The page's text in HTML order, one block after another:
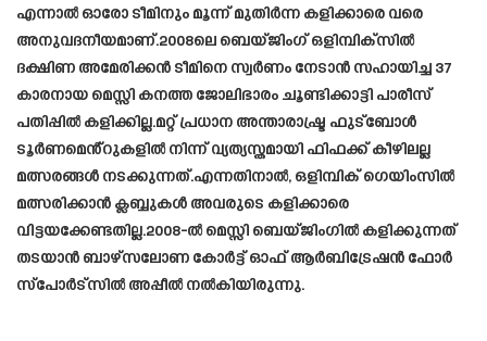
എന്നാൽ ഓരോ ടീമിനും മൂന്ന് മുതിർന്ന കളിക്കാരെ വരെ
അനുവദനീയമാണ്.2008ലെ ബെയ്‌ജിംഗ് ഒളിമ്പിക്‌സിൽ
ദക്ഷിണ അമേരിക്കൻ ടീമിനെ സ്വർണം നേടാൻ സഹായിച്ച 37
കാരനായ മെസ്സി കനത്ത ജോലിഭാരം ചൂണ്ടിക്കാട്ടി പാരീസ്
പതിപ്പിൽ കളിക്കില്ല.മറ്റ് പ്രധാന അന്താരാഷ്ട്ര ഫുട്ബോൾ
ടൂർണമെൻ്റുകളിൽ നിന്ന് വ്യത്യസ്തമായി ഫിഫക്ക് കീഴിലല്ല
മത്സരങ്ങൾ നടക്കുന്നത്.എന്നതിനാൽ, ഒളിമ്പിക് ഗെയിംസിൽ
മത്സരിക്കാൻ ക്ലബ്ബുകൾ അവരുടെ കളിക്കാരെ
വിട്ടയക്കേണ്ടതില്ല.2008-ൽ മെസ്സി ബെയ്ജിംഗിൽ കളിക്കുന്നത്
തടയാൻ ബാഴ്‌സലോണ കോർട്ട് ഓഫ് ആർബിട്രേഷൻ ഫോർ
സ്‌പോർട്‌സിൽ അപ്പീൽ നൽകിയിരുന്നു.